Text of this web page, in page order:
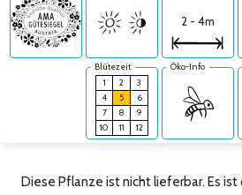
2 - 4m
Blütezeit
1
2
3
4
5
6
7
8
9
10
11 12
Öko-Info
Diese Pflanze ist nicht lieferbar. Es